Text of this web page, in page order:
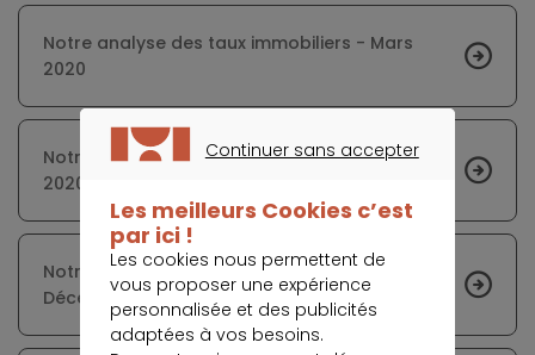
Notre analyse des taux immobiliers - Mars
2020
Notre analyse des taux immobiliers - Juillet
2020
Notre analyse des taux immobiliers -
Décembre 2020
Continuer sans accepter
Les meilleurs Cookies c’est
par ici !
Les cookies nous permettent de
vous proposer une expérience
personnalisée et des publicités
adaptées à vos besoins.